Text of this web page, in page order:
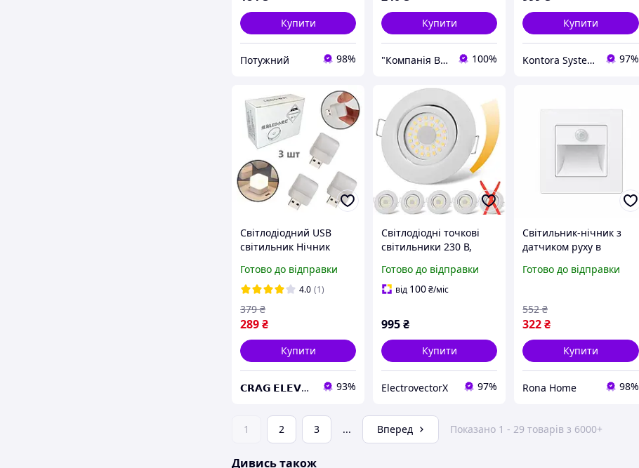
Купити
Потужний 98%
Купити
"Компанія Вінтел" 100%
Купити
Kontora Systems 97%
Світлодіодний USB
світильник Нічник
лампа з ЮСБ для
читання 5V LED Steep
Тепле біле світло 3 од.
Готово до відправки
4.0 (1)
289₴
379 ₴
Купити
𝗖𝗥𝗔𝗚 𝗘𝗟𝗘𝗩𝗔𝗧𝗘 🔺 93%
Світлодіодні точкові
світильники 230 В,
Готово до відправки
від 100₴/міс
995₴
Купити
ElectrovectorX 97%
Світильник-нічник з
датчиком руху в
2 (0.5W/3000K) DJDA02
Готово до відправки
322₴
552 ₴
Купити
Rona Home 98%
1 2 3 ... Вперед Показано 1 - 29 товарів з 6000+
Дивись також